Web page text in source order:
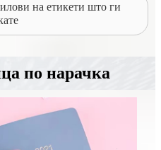
на етикети што ги
по нарачка